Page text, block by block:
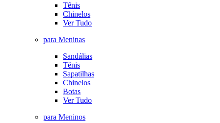
Tênis
Chinelos
Ver Tudo
para Meninas
Sandálias
Tênis
Sapatilhas
Chinelos
Botas
Ver Tudo
para Meninos